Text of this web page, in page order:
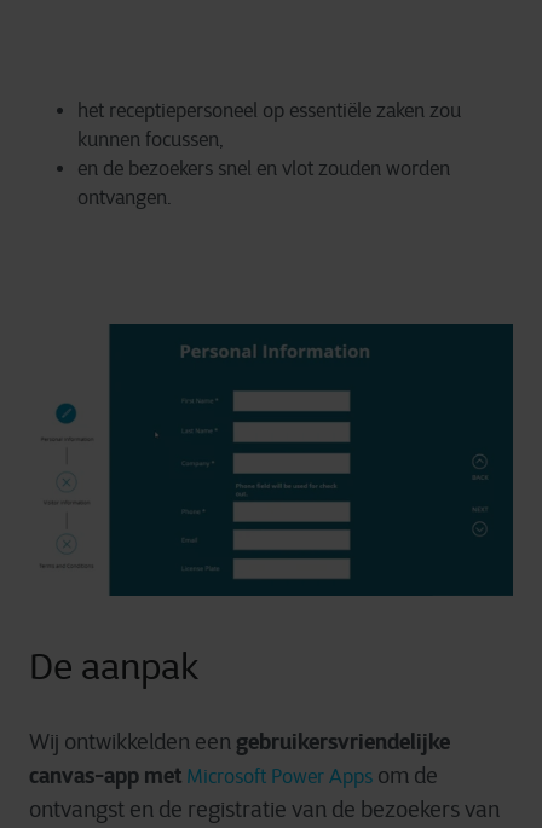
het receptiepersoneel op essentiële zaken zou
kunnen focussen,
en de bezoekers snel en vlot zouden worden
ontvangen.
De aanpak
Wij ontwikkelden een gebruikersvriendelijke
canvas-app met Microsoft Power Apps om de
ontvangst en de registratie van de bezoekers van